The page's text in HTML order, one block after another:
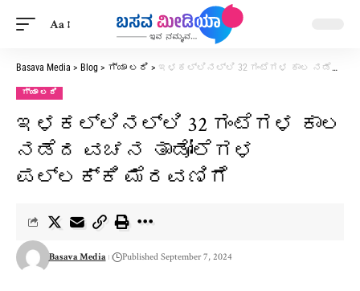
Aa
Basava Media > Blog > ಗ್ಯಾ ಲರಿ > ಇಳಕಲ್ಲಿನಲ್ಲಿ 32 ಗಂಟೆಗಳ ಕಾಲ ನಡೆದ ವಚನ ತಾಡೋಲೆಗಳ ಪಲ್ಲಕ್ಕಿ ಮೆರವಣಿಗೆ
ಗ್ಯಾ ಲರಿ
ಇಳಕಲ್ಲಿನಲ್ಲಿ 32 ಗಂಟೆಗಳ ಕಾಲ
ನಡೆದ ವಚನ ತಾಡೋಲೆಗಳ
ಪಲ್ಲಕ್ಕಿ ಮೆರವಣಿಗೆ
Basava Media Published September 7, 2024